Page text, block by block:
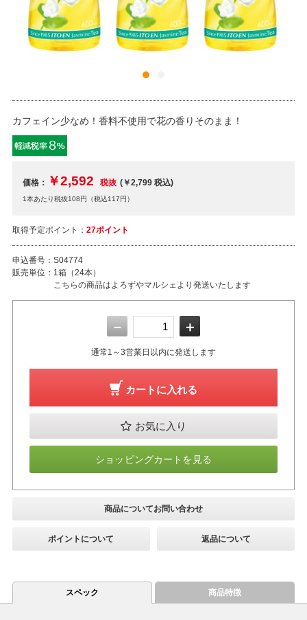
カフェイン少なめ！香料不使用で花の香りそのまま！
価格： ￥2,592 税抜 (￥2,799税込)
1本あたり税抜108円（税込117円）
取得予定ポイント： 27ポイント
申込番号： S04774
販売単位： 1箱（24本）
こちらの商品はよろずやマルシェより発送いたします
－ ＋
通常1～3営業日以内に発送します
カートに入れる
お気に入り
ショッピングカートを見る
商品についてお問い合わせ
ポイントについて 返品について
スペック 商品特徴